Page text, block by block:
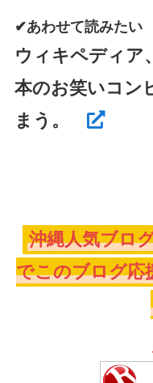
✔あわせて読みたい
ウィキペディア
本のお笑いコン
まう。
沖縄人気ブロ
でこのブログ応